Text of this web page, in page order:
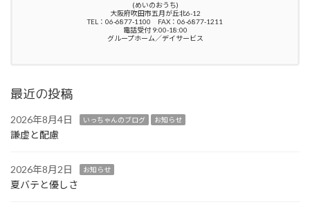
(めいのおうち)
大阪府吹田市五月が丘北6-12
TEL：06-6877-1100 FAX：06-6877-1211
電話受付 9:00-18:00
グループホーム／デイサービス
最近の投稿
2026年8月4日 いっちゃんのブログ お知らせ
謙虚と配慮
2026年8月2日 お知らせ
夏バテと優しさ